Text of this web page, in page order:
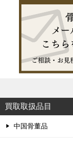
買取取扱品目
中国骨董品